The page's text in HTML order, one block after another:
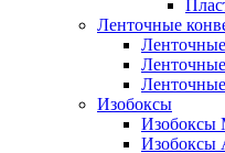
Ленточные
Изобоксы
Изобоксы
Изобоксы